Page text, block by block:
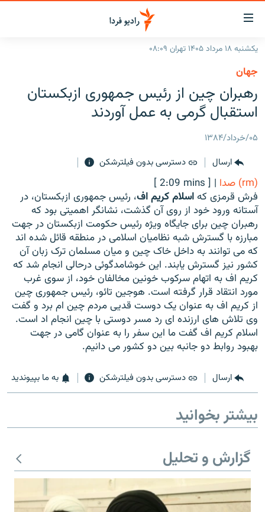
لینک‌های
قابلیت
دسترسی
بازگشت
منوی
اصلی
رفتن
صفحه
جستجو
جهان
برنامه‌های رادیویی
فرکانس‌ها
پادکست
چندرسانه‌ای
گزارش‌های تصویری
گزارش‌های ویدئویی
زنان فردا
English
به ما بپیوندید
زبان‌های دیگر
یکشنبه ۱۸ مرداد ۱۴۰۵ تهران ۰۸:۰۹
جهان
رهبران چین از رئیس جمهوری ازبکستان
استقبال گرمی به عمل آوردند
۰۵/خرداد/۱۳۸۴
ارسال
دسترسی بدون فیلترشکن
(rm) صدا |
[ 2:09 mins ]
فرش قرمزی کهاسلام کریم اف، رئیس جمهوری ازبکستان، در
آستانه ورود خود از روی آن گذشت، نشانگر اهمیتی بود که
رهبران چین برای جایگاه ویژه رئیس حکومت ازبکستان در جهت
مبارزه با گسترش شبه نظامیان اسلامی در منطقه قائل شده اند
که می توانند به داخل خاک چین و میان مسلمان ترک زبان آن
کشور نیز گسترش یابند. این خوشامدگوئی درحالی انجام شد که
کریم اف به اتهام سرکوب خونین مخالفان خود، از سوی غرب
مورد انتقاد قرار گرفته است. هوجین تائو، رئیس جمهوری چین
از کریم اف به عنوان یک دوست قدیی مردم چین ام برد و گفت
وی تلاش های ارزنده ای رد مسر دوستی با چین انجام اد است.
اسلام کریم اف گفت ما این سفر را به عنوان گامی در جهت
بهبود روابط دو جانبه بین دو کشور می دانیم.
ارسال دسترسی بدون فیلترشکن به ما بپیوندید
بیشتر بخوانید
گزارش و تحلیل